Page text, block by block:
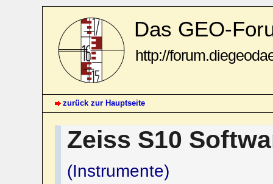
Das GEO-
http://
zurück zur Hauptseite
Zeiss S10
(Instrumente)